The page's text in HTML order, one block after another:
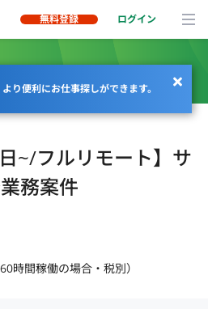
無料登録 ログイン
り便利にお仕事探しができます。
~/フルリモート】サ
務案件
時間稼働の場合・税別）